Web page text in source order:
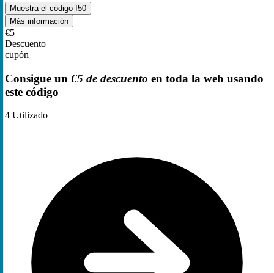
Muestra el código I50
Más información
€5
Descuento
cupón
Consigue un €5 de descuento en toda la web usando
este código
4 Utilizado